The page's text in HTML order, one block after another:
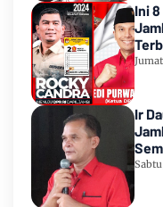
Ini
Ir